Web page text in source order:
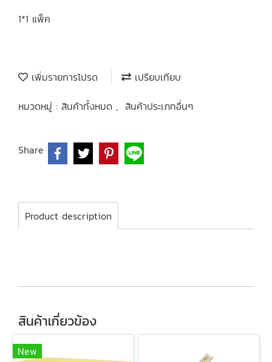
1*1 แพ็ค
เพิ่มรายการโปรด
เปรียบเทียบ
หมวดหมู่ : สินค้าทั้งหมด , สินค้าประเภทอื่นๆ
Share
Product description
สินค้าเกี่ยวข้อง
New